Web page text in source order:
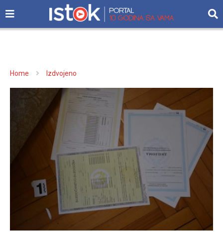
Home Izdvojeno